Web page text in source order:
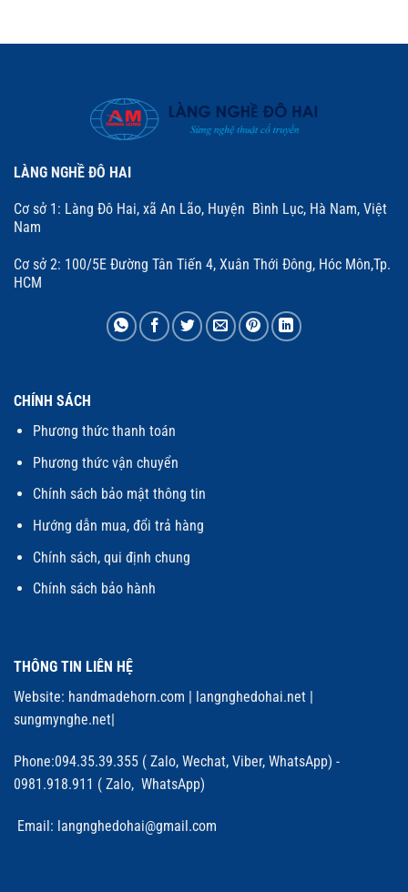
sao
sao
LÀNG NGHỀ ĐÔ HAI
Cơ sở 1: Làng Đô Hai, xã An Lão, Huyện Bình Lục, Hà Nam, Việt
Nam
Cơ sở 2: 100/5E Đường Tân Tiến 4, Xuân Thới Đông, Hóc Môn,Tp.
HCM
CHÍNH SÁCH
Phương thức thanh toán
Phương thức vận chuyển
Chính sách bảo mật thông tin
Hướng dẫn mua, đổi trả hàng
Chính sách, qui định chung
Chính sách bảo hành
THÔNG TIN LIÊN HỆ
Website: handmadehorn.com | langnghedohai.net |
sungmynghe.net|
Phone:094.35.39.355 ( Zalo, Wechat, Viber, WhatsApp) -
0981.918.911 ( Zalo, WhatsApp)
Email: langnghedohai@gmail.com